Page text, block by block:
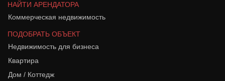
НАЙТИ АРЕНДАТОРА
Коммерческая недвижимость
ПОДОБРАТЬ ОБЪЕКТ
Недвижимость для бизнеса
Квартира
Дом / Коттедж